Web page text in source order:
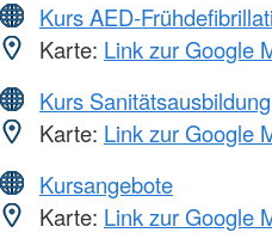
Kurs AED-
Karte: Link zur Google
Kurs Sanitätsausbildung
Karte: Link zur Google
Kursangebote
Karte: Link zur Google